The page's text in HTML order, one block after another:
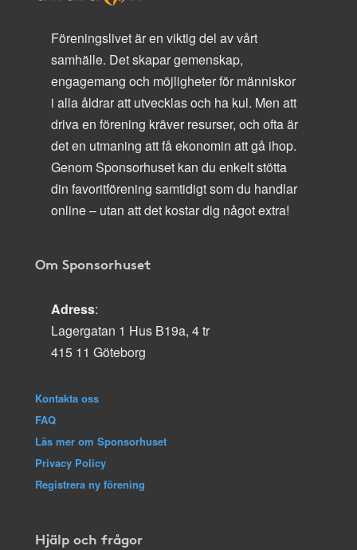
Föreningslivet är en viktig del av vårt
samhälle. Det skapar gemenskap,
engagemang och möjligheter för människor
i alla åldrar att utvecklas och ha kul. Men att
driva en förening kräver resurser, och ofta är
det en utmaning att få ekonomin att gå ihop.
Genom Sponsorhuset kan du enkelt stötta
din favoritförening samtidigt som du handlar
online – utan att det kostar dig något extra!
Om Sponsorhuset
Adress:
Lagergatan 1 Hus B19a, 4 tr
415 11 Göteborg
Kontakta oss
FAQ
Läs mer om Sponsorhuset
Privacy Policy
Registrera ny förening
Hjälp och frågor